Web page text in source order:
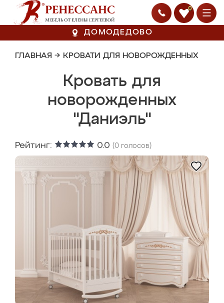
0
ДОМОДЕДОВО
ГЛАВНАЯ → КРОВАТИ ДЛЯ НОВОРОЖДЕННЫХ
Кровать для
новорожденных
"Даниэль"
Рейтинг: 0.0 (0 голосов)